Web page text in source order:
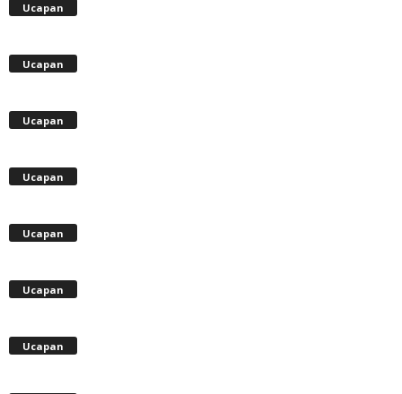
Ucapan
Ucapan
Ucapan
Ucapan
Ucapan
Ucapan
Ucapan